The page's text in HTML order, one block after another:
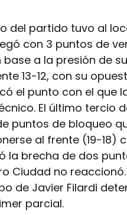
del partido tuvo al
con 3 puntos de
base a la presión de
13-12, con su
el punto con el que
El último tercio
puntos de bloqueo
al frente (19-18)
la brecha de dos
Ciudad no
de Javier Filardi
parcial.